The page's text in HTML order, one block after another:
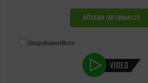
BŐVEBB INFORMÁCIÓ
Összehasonlítom